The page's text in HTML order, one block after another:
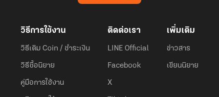
วิธีการใช้งาน
วิธีเติม Coin / ชำระเงิน
วิธีซื้อนิยาย
คู่มือการใช้งาน
ติดต่อเรา
LINE Official
Facebook
X
เพิ่มเติม
ข่าวสาร
เขียนนิยาย